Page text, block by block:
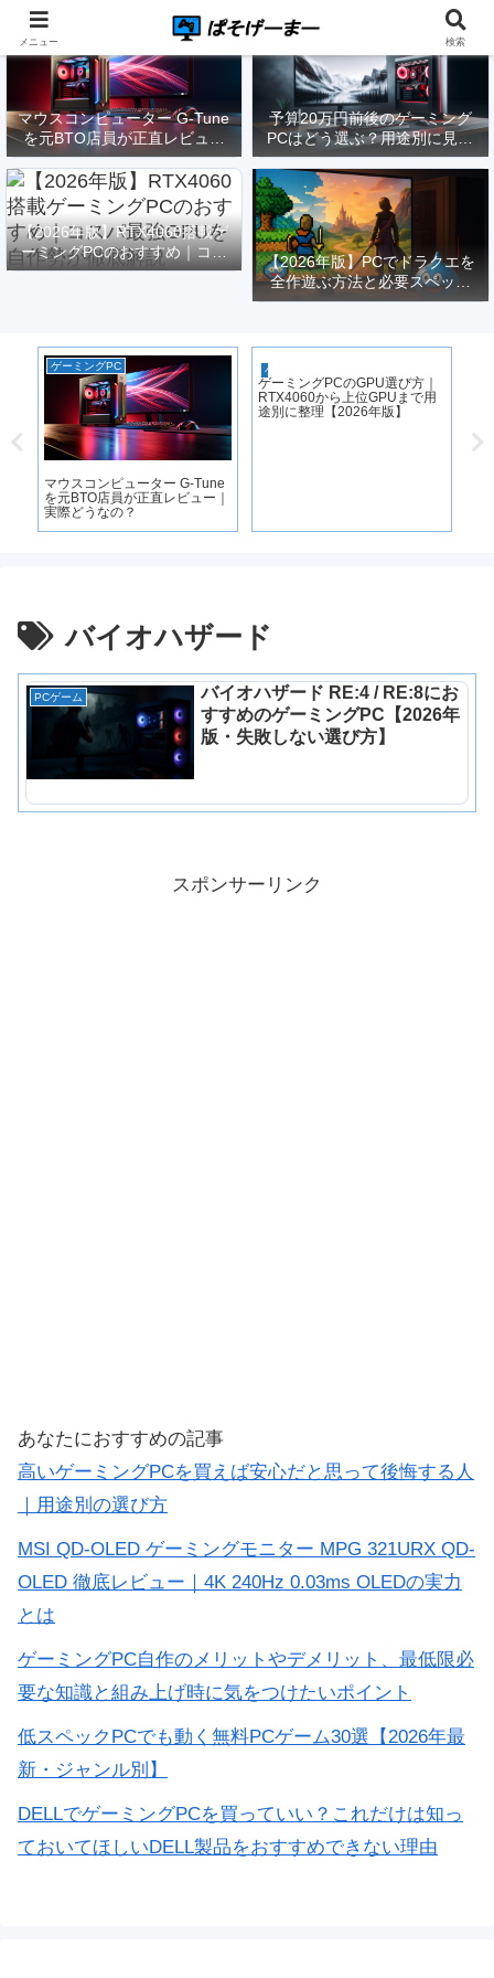
マウスコンピューター G-Tune
を元BTO店員が正直レビュー
｜実際どうなの？
予算20万円前後のゲーミング
PCはどう選ぶ？用途別に見る
構成と注意点【2026年版】
【2026年版】RTX4060搭載ゲ
ーミングPCのおすすめ｜コス
パ最強GPUを自作勢が徹底解
【2026年版】PCでドラクエを
全作遊ぶ方法と必要スペック
｜FF14勢がまとめてみた
ゲーミングPC
マウスコンピューター G-Tune
を元BTO店員が正直レビュー｜
実際どうなの？
ゲーミングPC選び
ゲーミングPCのGPU選び方｜
RTX4060から上位GPUまで用
途別に整理【2026年版】
バイオハザード
PCゲーム
バイオハザード RE:4 / RE:8にお
すすめのゲーミングPC【2026年
版・失敗しない選び方】
スポンサーリンク
あなたにおすすめの記事
高いゲーミングPCを買えば安心だと思って後悔する人
｜用途別の選び方
MSI QD-OLED ゲーミングモニター MPG 321URX QD-
OLED 徹底レビュー｜4K 240Hz 0.03ms OLEDの実力
とは
ゲーミングPC自作のメリットやデメリット、最低限必
要な知識と組み上げ時に気をつけたいポイント
低スペックPCでも動く無料PCゲーム30選【2026年最
新・ジャンル別】
DELLでゲーミングPCを買っていい？これだけは知っ
ておいてほしいDELL製品をおすすめできない理由
メニュー 検索